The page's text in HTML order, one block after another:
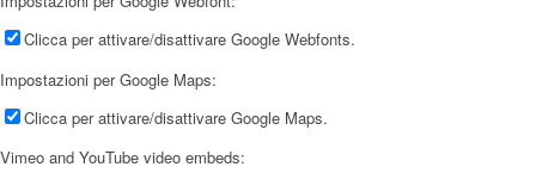
Clicca per attivare/disattivare Google Webfonts.
Impostazioni per Google Maps:
Clicca per attivare/disattivare Google Maps.
Vimeo and YouTube video embeds: